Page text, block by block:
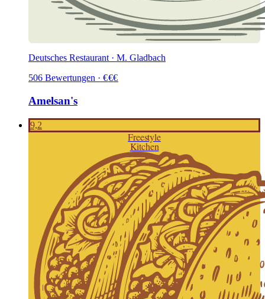
Deutsches Restaurant · M. Gladbach
506 Bewertungen · €€€
Amelsan's
9,2
Freestyle
Kitchen